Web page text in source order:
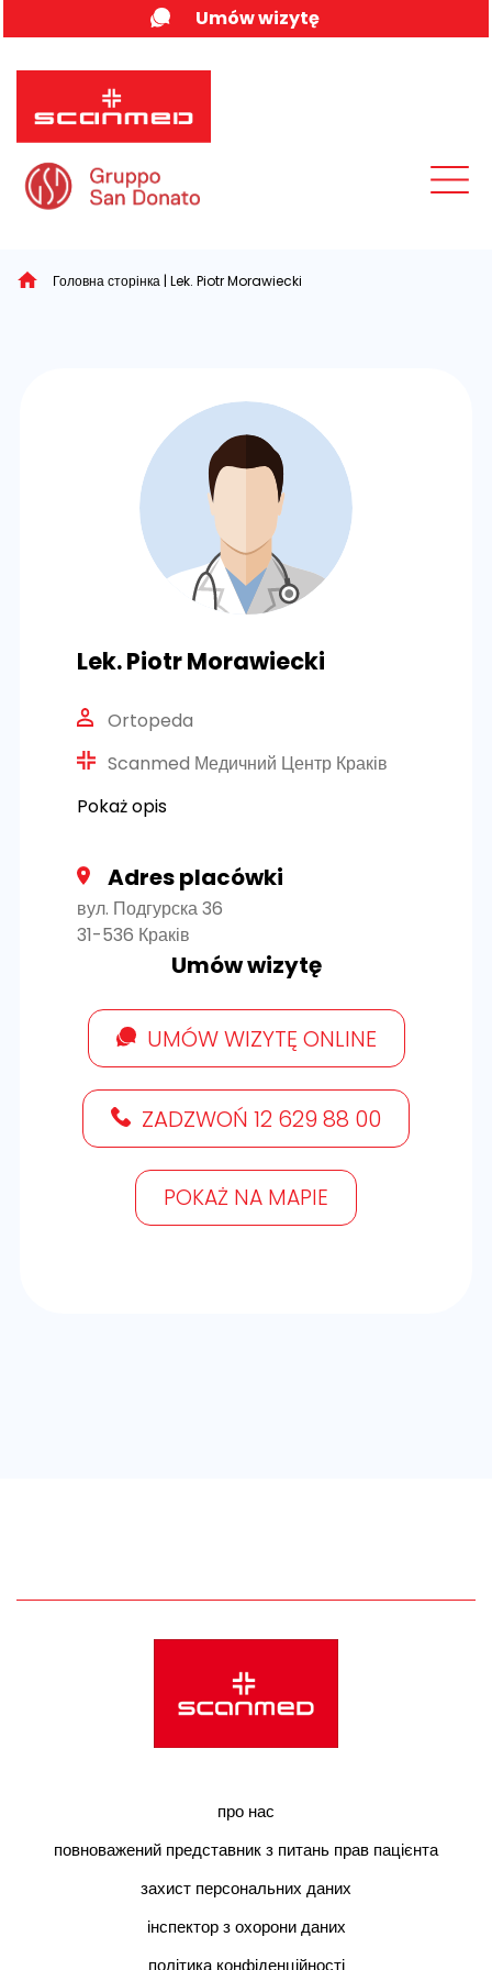
to
content
Umów wizytę
Головна сторінка | Lek. Piotr Morawiecki
Lek. Piotr Morawiecki
Ortopeda
Scanmed Медичний Центр Краків
Pokaż opis
Adres placówki
вул. Подгурска 36
31-536 Краків
Umów wizytę
UMÓW WIZYTĘ ONLINE
ZADZWOŃ 12 629 88 00
POKAŻ NA MAPIE
про нас
повноважений представник з питань прав пацієнта
захист персональних даних
інспектор з охорони даних
політика конфіденційності